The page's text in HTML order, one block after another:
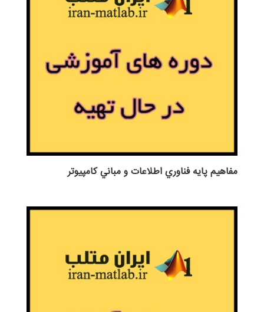
مفاهيم پايه فناوري اطلاعات و مباني كامپيوتر